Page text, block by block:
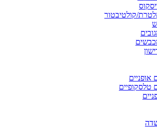
קולטיבטור
אופניים
טלסקופיים